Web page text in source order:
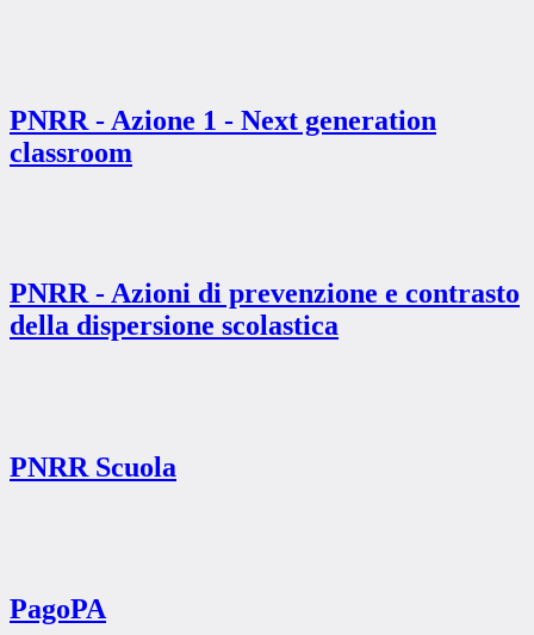
PNRR - Azione 1 - Next generation
classroom
PNRR - Azioni di prevenzione e contrasto
della dispersione scolastica
PNRR Scuola
PagoPA